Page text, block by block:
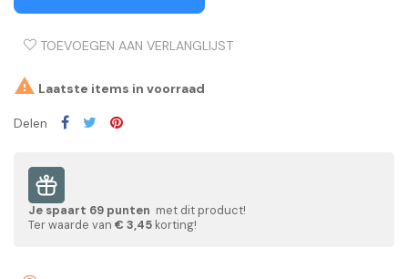
TOEVOEGEN AAN VERLANGLIJST
 Laatste items in voorraad
Delen
Je spaart 69 punten met dit product!
Ter waarde van € 3,45 korting!